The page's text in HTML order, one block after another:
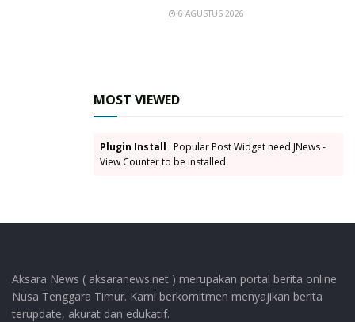
6 AGUSTUS 2026
MOST VIEWED
Plugin Install : Popular Post Widget need JNews -
View Counter to be installed
Aksara News ( aksaranews.net ) merupakan portal berita online
Nusa Tenggara Timur. Kami berkomitmen menyajikan berita
terupdate, akurat dan edukatif.